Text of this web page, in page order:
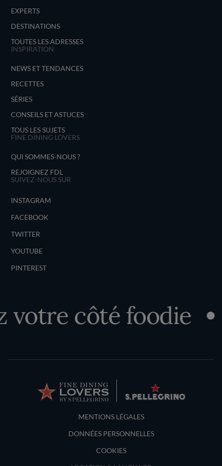
EXPERTS
DESTINATIONS
TOUTES LES ADRESSES
INSPIRATION
NEWS ET TENDANCES
RECETTES
SÉRIES
CONSEILS ET ASTUCES
TOUS LES SUJETS
FINE DINING LOVERS
QUI SOMMES-NOUS ?
REJOIGNEZ FDL
SUIVEZ-NOUS SUR
INSTAGRAM
FACEBOOK
TWITTER
YOUTUBE
PINTEREST
côté foodie
Terms and Conditions
MENTIONS LÉGALES
DONNÉES PERSONNELLES
COOKIES